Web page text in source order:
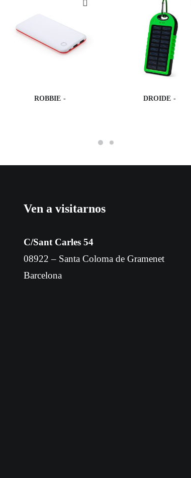
ROBBIE DROIDE
Ven a visitarnos
C/Sant Carles 54
08922 – Santa Coloma de Gramenet
Barcelona